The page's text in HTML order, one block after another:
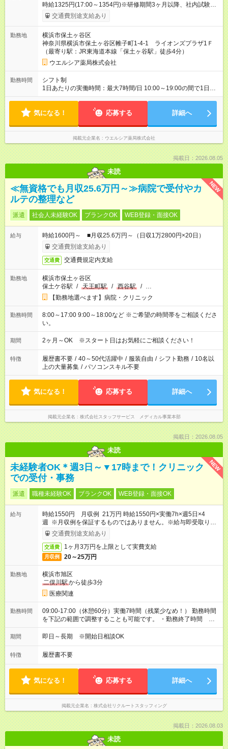
時給1325円(17:00～1354円)※研修期間3ヶ月以降、社内試験に
よる更新判定あり 社内試験合格後、時給＋50～100円の昇給あ
り （大学生は＋20円） 試用期間あり：入社日から3ヶ月間／本
間の長さ：3ヶ月 雇用形態、給与は本採用時と同じです。
交通費別途支給あり
勤務地
横浜市保土ヶ谷区
神奈川県横浜市保土ヶ谷区帷子町1-4-1 ライオンズプラザ1Ｆ
（最寄り駅：JR東海道本線「保土ヶ谷駅」徒歩4分）
ウエルシア薬局株式会社
勤務時間
シフト制
1日あたりの実働時間：最大7時間/日 10:00～19:00の間で1日4
時間～応相談 ☆勤務日数・曜日応相談 ※水曜日・土曜日勤務で
気になる！ 応募する 詳細へ
掲載元企業名 ウエルシア薬局株式会社
掲載日：2026.08.05
未読
NEW
≪無資格でも月収25.6万円～≫病院で受付やカ
ルテの整理など
派遣 社会人未経験OK ブランクOK WEB登録・面接OK
給与
時給1600円～ ■月収25.6万円～（日収1万2800円×20日）
交通費別途支給あり
交通費 交通費規定内支給
勤務地
横浜市保土ヶ谷区
保土ケ谷駅 / 天王町駅 / 西谷駅 / …
【勤務地選べます】病院・クリニック
勤務時間
8:00～17:00 9:00～18:00など ※ご希望の時間帯をご相談くださ
い。
期間 2ヶ月～OK ※スタート日はお気軽にご相談ください！
特徴 履歴書不要 / 40～50代活躍中 / 服装自由 / シフト勤務 / 10名以
上の大量募集 / パソコンスキル不要
気になる！ 応募する 詳細へ
掲載元企業名 株式会社スタッフサービス メディカル事業本部
掲載日：2026.08.05
未読
NEW
未経験者OK＊週3日～▼17時まで！クリニック
での受付・事務
派遣 職種未経験OK ブランクOK WEB登録・面接OK
給与
時給1550円 月収例 21万円 時給1550円×実働7h×週5日×4
週 ※月収例を保証するものではありません。※給与即受取りサ
ービス利用可（利用条件有）
交通費別途支給あり
交通費 1ヶ月3万円を上限として実費支給
月収例 20～25万円
勤務地
横浜市旭区
二俣川駅から徒歩3分
医療関連
勤務時間
09:00-17:00（休憩60分）実働7時間（残業少なめ！） 勤務時間
を下記の範囲で調整することも可能です。 ・勤務終了時間
16:00～17:00 ・実働 06:00～07:00
期間 即日～長期 ※開始日相談OK
特徴 履歴書不要
気になる！ 応募する 詳細へ
掲載元企業名 株式会社リクルートスタッフィング
掲載日：2026.08.03
未読